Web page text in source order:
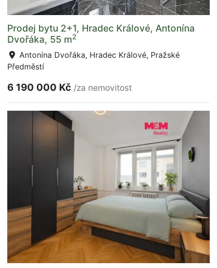
Prodej bytu 2+1, Hradec Králové, Antonína
Dvořáka, 55 m2
Antonína Dvořáka, Hradec Králové, Pražské
Předměstí
6 190 000 Kč /za nemovitost